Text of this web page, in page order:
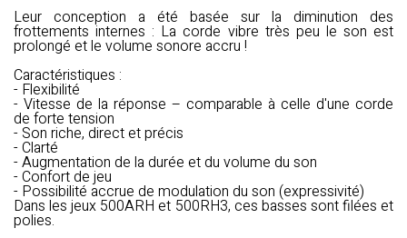
Leur conception a été basée sur la diminution des
frottements internes : La corde vibre très peu le son est
prolongé et le volume sonore accru !
Caractéristiques :
- Flexibilité
- Vitesse de la réponse – comparable à celle d'une corde
de forte tension
- Son riche, direct et précis
- Clarté
- Augmentation de la durée et du volume du son
- Confort de jeu
- Possibilité accrue de modulation du son (expressivité)
Dans les jeux 500ARH et 500RH3, ces basses sont filées et
polies.